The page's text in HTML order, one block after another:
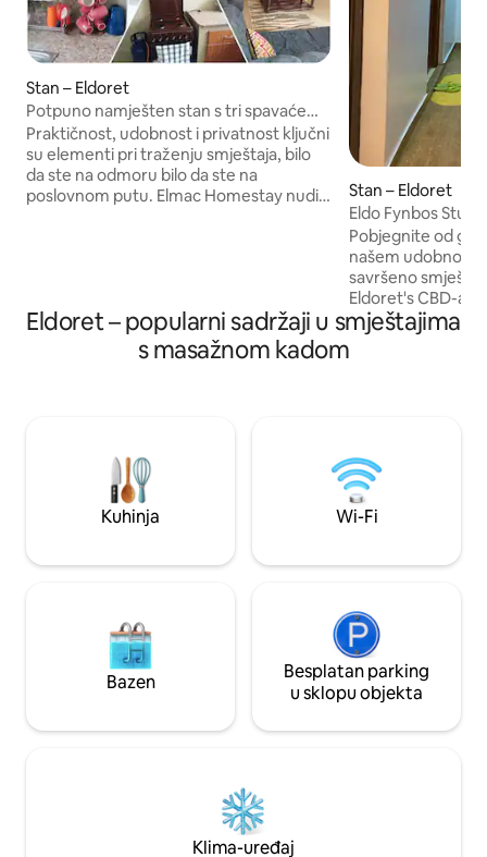
Stan – Eldoret
Potpuno namješten stan s tri spavaće
sobe
Praktičnost, udobnost i privatnost ključni
su elementi pri traženju smještaja, bilo
da ste na odmoru bilo da ste na
poslovnom putu. Elmac Homestay nudi
uključuju: zaštitarsko osiguranje 0 – 24,
besplatan parking, privatno dizalo,
potpuno opremljenu kuhinju i besplatan
Stan – Eldoret
Eldo Fynbos
Pobjegnite od
našem udobnom
savršeno smještenom 10
Eldoret's CBD-a.
jednostavnom
sadržajima,
i dovoljno prirodnog
okruženje: mirna i
Jednostavan
glavne autoceste.
Eldoret – popularni sadržaji u smještajima
s masažnom kadom
Kuhinja Wi-Fi
Bazen
Besplatan parking
u sklopu objekta
Klima-uređaj